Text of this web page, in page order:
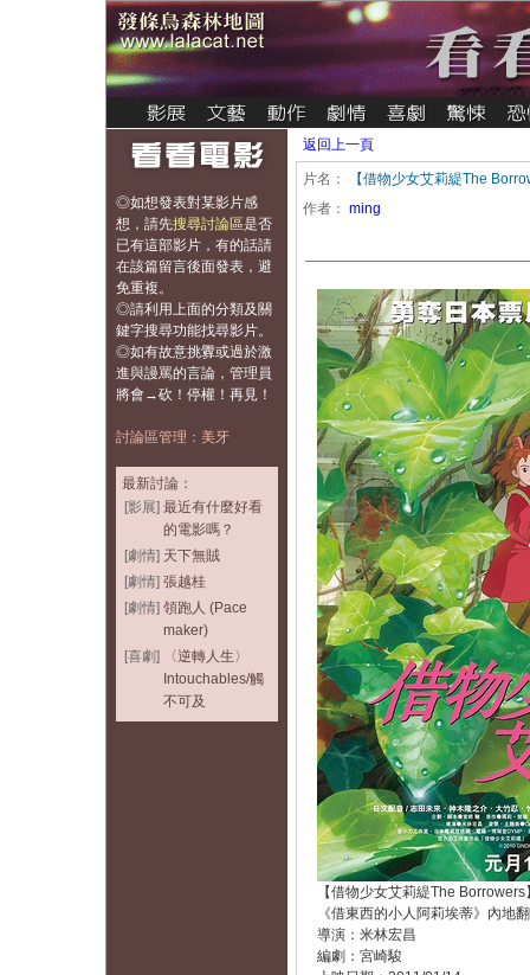
◎如想發表對某影片感
想， 請先搜尋討論區是否
已有這部影片，有的話請
在該篇留言後面發表，避
免重複。
◎請利用上面的分類及關
鍵字搜尋功能找尋影片。
◎如有故意挑釁或過於激
進與謾罵的言論，管理員
將會→砍！停權！再見！
討論區管理：美牙
最新討論：
[影展] 最近有什麼好看
的電影嗎？
[劇情] 天下無賊
[劇情] 張越桂
[劇情] 領跑人 (Pace
maker)
[喜劇]
〈逆轉人生〉
Intouchables/觸
不可及
返回上一頁
片名：
【借物少女艾莉緹The
作者： ming
【借物少女艾莉緹The Borrowers
《借東西的小人阿莉埃蒂》內地翻
導演：米林宏昌
編劇：宮崎駿